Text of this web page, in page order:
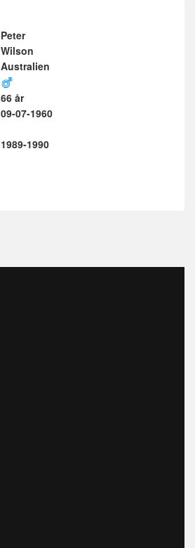
Peter
Wilson
Australien
66 år
09-07-1960
1989-1990